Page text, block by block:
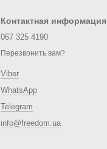
Контактная информация
067 325 4190
Перезвонить вам?
Viber
WhatsApp
Telegram
info@freedom.ua